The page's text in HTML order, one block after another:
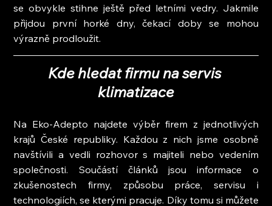
se obvykle stihne ještě před letními vedry. Jakmile
přijdou první horké dny, čekací doby se mohou
výrazně prodloužit.
Kde hledat firmu na servis
klimatizace
Na Eko-Adepto najdete výběr firem z jednotlivých
krajů České republiky. Každou z nich jsme osobně
navštívili a vedli rozhovor s majiteli nebo vedením
společnosti. Součástí článků jsou informace o
zkušenostech firmy, způsobu práce, servisu i
technologiích, se kterými pracuje. Díky tomu si můžete